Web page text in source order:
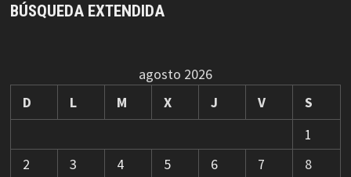
BÚSQUEDA EXTENDIDA
agosto 2026
D
L M X J V
S
1
2
3 4 5 6 7
8